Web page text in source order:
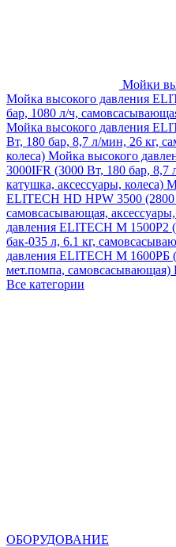
Мойки
Мойка высокого давления
бар, 1080 л/ч,
Мойка высокого давления
Вт, 180 бар, 8,7 л/мин, 26 кг,
колеса) Мойка высокого
3000IFR (3000 Вт, 180 бар, 8,7
катушка, аксессуары, колеса)
ELITECH HD HPW 3500 (2800
самовсасывающая, аксессуары,
давления ELITECH M 1500P2
бак-035 л, 6.1 кг,
давления ELITECH М 1600РБ
мет.помпа, самовсасывающая)
Все категории
ОБОРУДОВАНИЕ